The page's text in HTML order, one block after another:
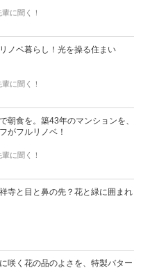
に聞く！
ノベ暮らし！光を操る住まい
に聞く！
朝食を。築43年のマンションを、
がフルリノベ！
に聞く！
祥寺と目と鼻の先？花と緑に囲まれ
咲く花の品のよさを、特製バター